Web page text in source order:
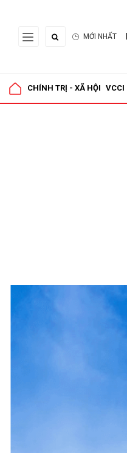
MỚI NHẤT
CHÍNH TRỊ - XÃ HỘI VCCI